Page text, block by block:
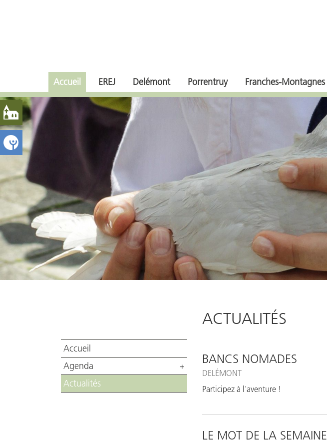
Accueil EREJ Delémont Porrentruy Franches-Montagnes
Accueil
Agenda
+
Actualités
ACTUALITÉS
BANCS NOMADES
DELÉMONT
Participez à l'aventure !
LE MOT DE LA SEMAINE